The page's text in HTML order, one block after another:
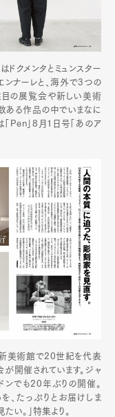
ドクメンタとミュンスター
ンナーレと、海外で3つの
目の展覧会や新しい美術
ある作品の中でいまなに
Pen」8月1日号「あのア
新美術館で20世紀を代表
が開催されています。ジャ
ンでも20年ぶりの開催。
、たっぷりとお届けしま
い。」特集より。